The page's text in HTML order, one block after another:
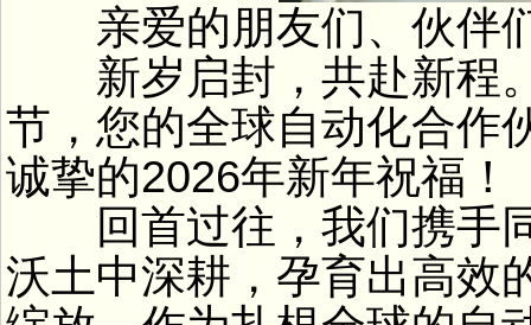
亲爱的朋友们、伙伴
新岁启封，共赴新程。
节，您的全球自动化合
诚挚的2026年新年祝福！
回首过往，我们携手同
沃土中深耕，孕育出高效